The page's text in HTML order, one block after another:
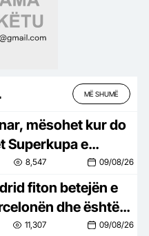
MË SHUMË
mësohet kur do
Superkupa e
vende favorite për
turneun
8,547 09/08/26
fiton betejën e
dhe është
zyrtarizimit të
11,307 09/08/26